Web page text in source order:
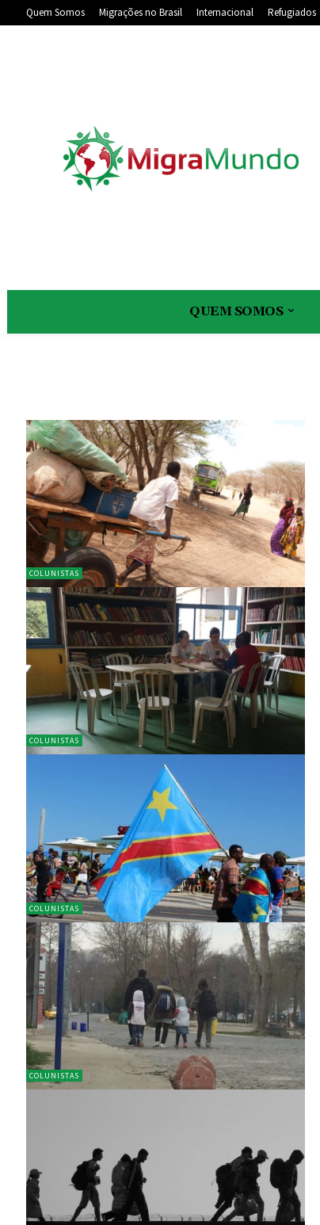
Quem Somos Migrações no Brasil Internacional Refugiados
QUEM SOMOS
COLUNISTAS
COLUNISTAS
COLUNISTAS
COLUNISTAS